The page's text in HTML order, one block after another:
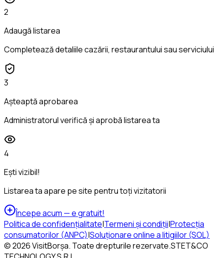
2
Adaugă listarea
Completează detaliile cazării, restaurantului sau serviciului
3
Așteaptă aprobarea
Administratorul verifică și aprobă listarea ta
4
Ești vizibil!
Listarea ta apare pe site pentru toți vizitatorii
Începe acum — e gratuit!
Politica de confidențialitate|Termeni și condiții|Protecția
consumatorilor (ANPC)|Soluționare online a litigiilor (SOL)
©2026VisitBorșa. Toate drepturile rezervate.STET&CO